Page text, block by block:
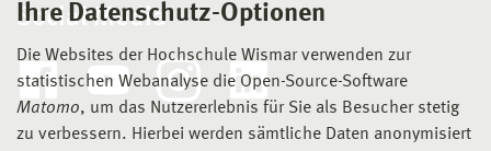
Ihre Datenschutz-Optionen
Die Websites der Hochschule Wismar verwenden zur
statistischen Webanalyse die Open-Source-Software
Matomo, um das Nutzererlebnis für Sie als Besucher stetig
zu verbessern. Hierbei werden sämtliche Daten anonymisiert
Social Media